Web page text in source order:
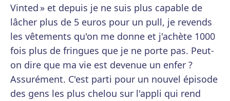
Vinted » et depuis je ne suis plus capable de
lâcher plus de 5 euros pour un pull, je revends
les vêtements qu'on me donne et j'achète 1000
fois plus de fringues que je ne porte pas. Peut-
on dire que ma vie est devenue un enfer ?
Assurément. C'est parti pour un nouvel épisode
des gens les plus chelou sur l'appli qui rend